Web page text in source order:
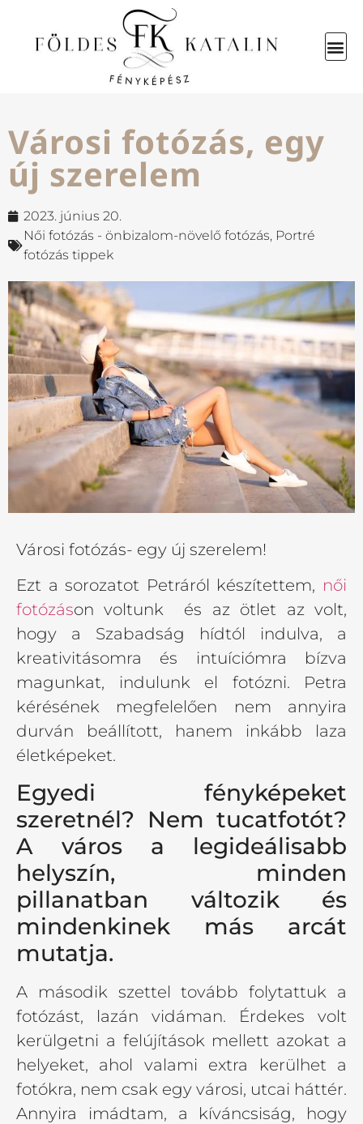
Városi fotózás, egy
új szerelem
2023. június 20.
Női fotózás - önbizalom-növelő fotózás, Portré
fotózás tippek
Városi fotózás- egy új szerelem!
Ezt a sorozatot Petráról készítettem, női
fotózáson voltunk és az ötlet az volt,
hogy a Szabadság hídtól indulva, a
kreativitásomra és intuíciómra bízva
magunkat, indulunk el fotózni. Petra
kérésének megfelelően nem annyira
durván beállított, hanem inkább laza
életképeket.
Egyedi fényképeket
szeretnél? Nem tucatfotót?
A város a legideálisabb
helyszín, minden
pillanatban változik és
mindenkinek más arcát
mutatja.
A második szettel tovább folytattuk a
fotózást, lazán vidáman. Érdekes volt
kerülgetni a felújítások mellett azokat a
helyeket, ahol valami extra kerülhet a
fotókra, nem csak egy városi, utcai háttér.
Annyira imádtam, a kíváncsiság, hogy